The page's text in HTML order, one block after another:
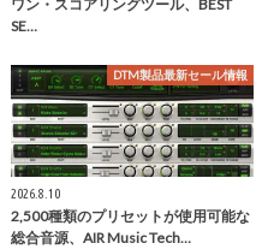
ワン・スコアリングツール、BEST
SE…
DTM製品最新セール情報
2026.8.10
2,500種類のプリセットが使用可能な
総合音源、AIR Music Tech…